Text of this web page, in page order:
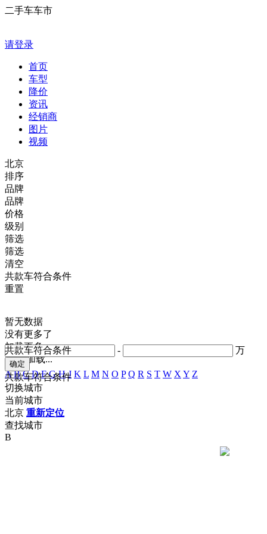
二手车车市
请登录
首页
车型
降价
资讯
经销商
图片
视频
北京
排序
品牌
品牌
价格
- 万
共款车符合条件
级别
共款车符合条件
筛选
筛选
清空
共款车符合条件
重置
暂无数据
没有更多了
加载更多
正在加载...
A B C D F G H J K L M N O P Q R S T W X Y Z
切换城市
当前城市
北京 重新定位
查找城市
B